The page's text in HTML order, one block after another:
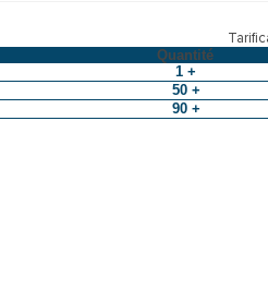
Quantité
1 +
50 +
90 +